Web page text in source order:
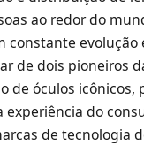
ao redor do
constante evolução
de dois pioneiros
de óculos icônicos,
do
de tecnologia